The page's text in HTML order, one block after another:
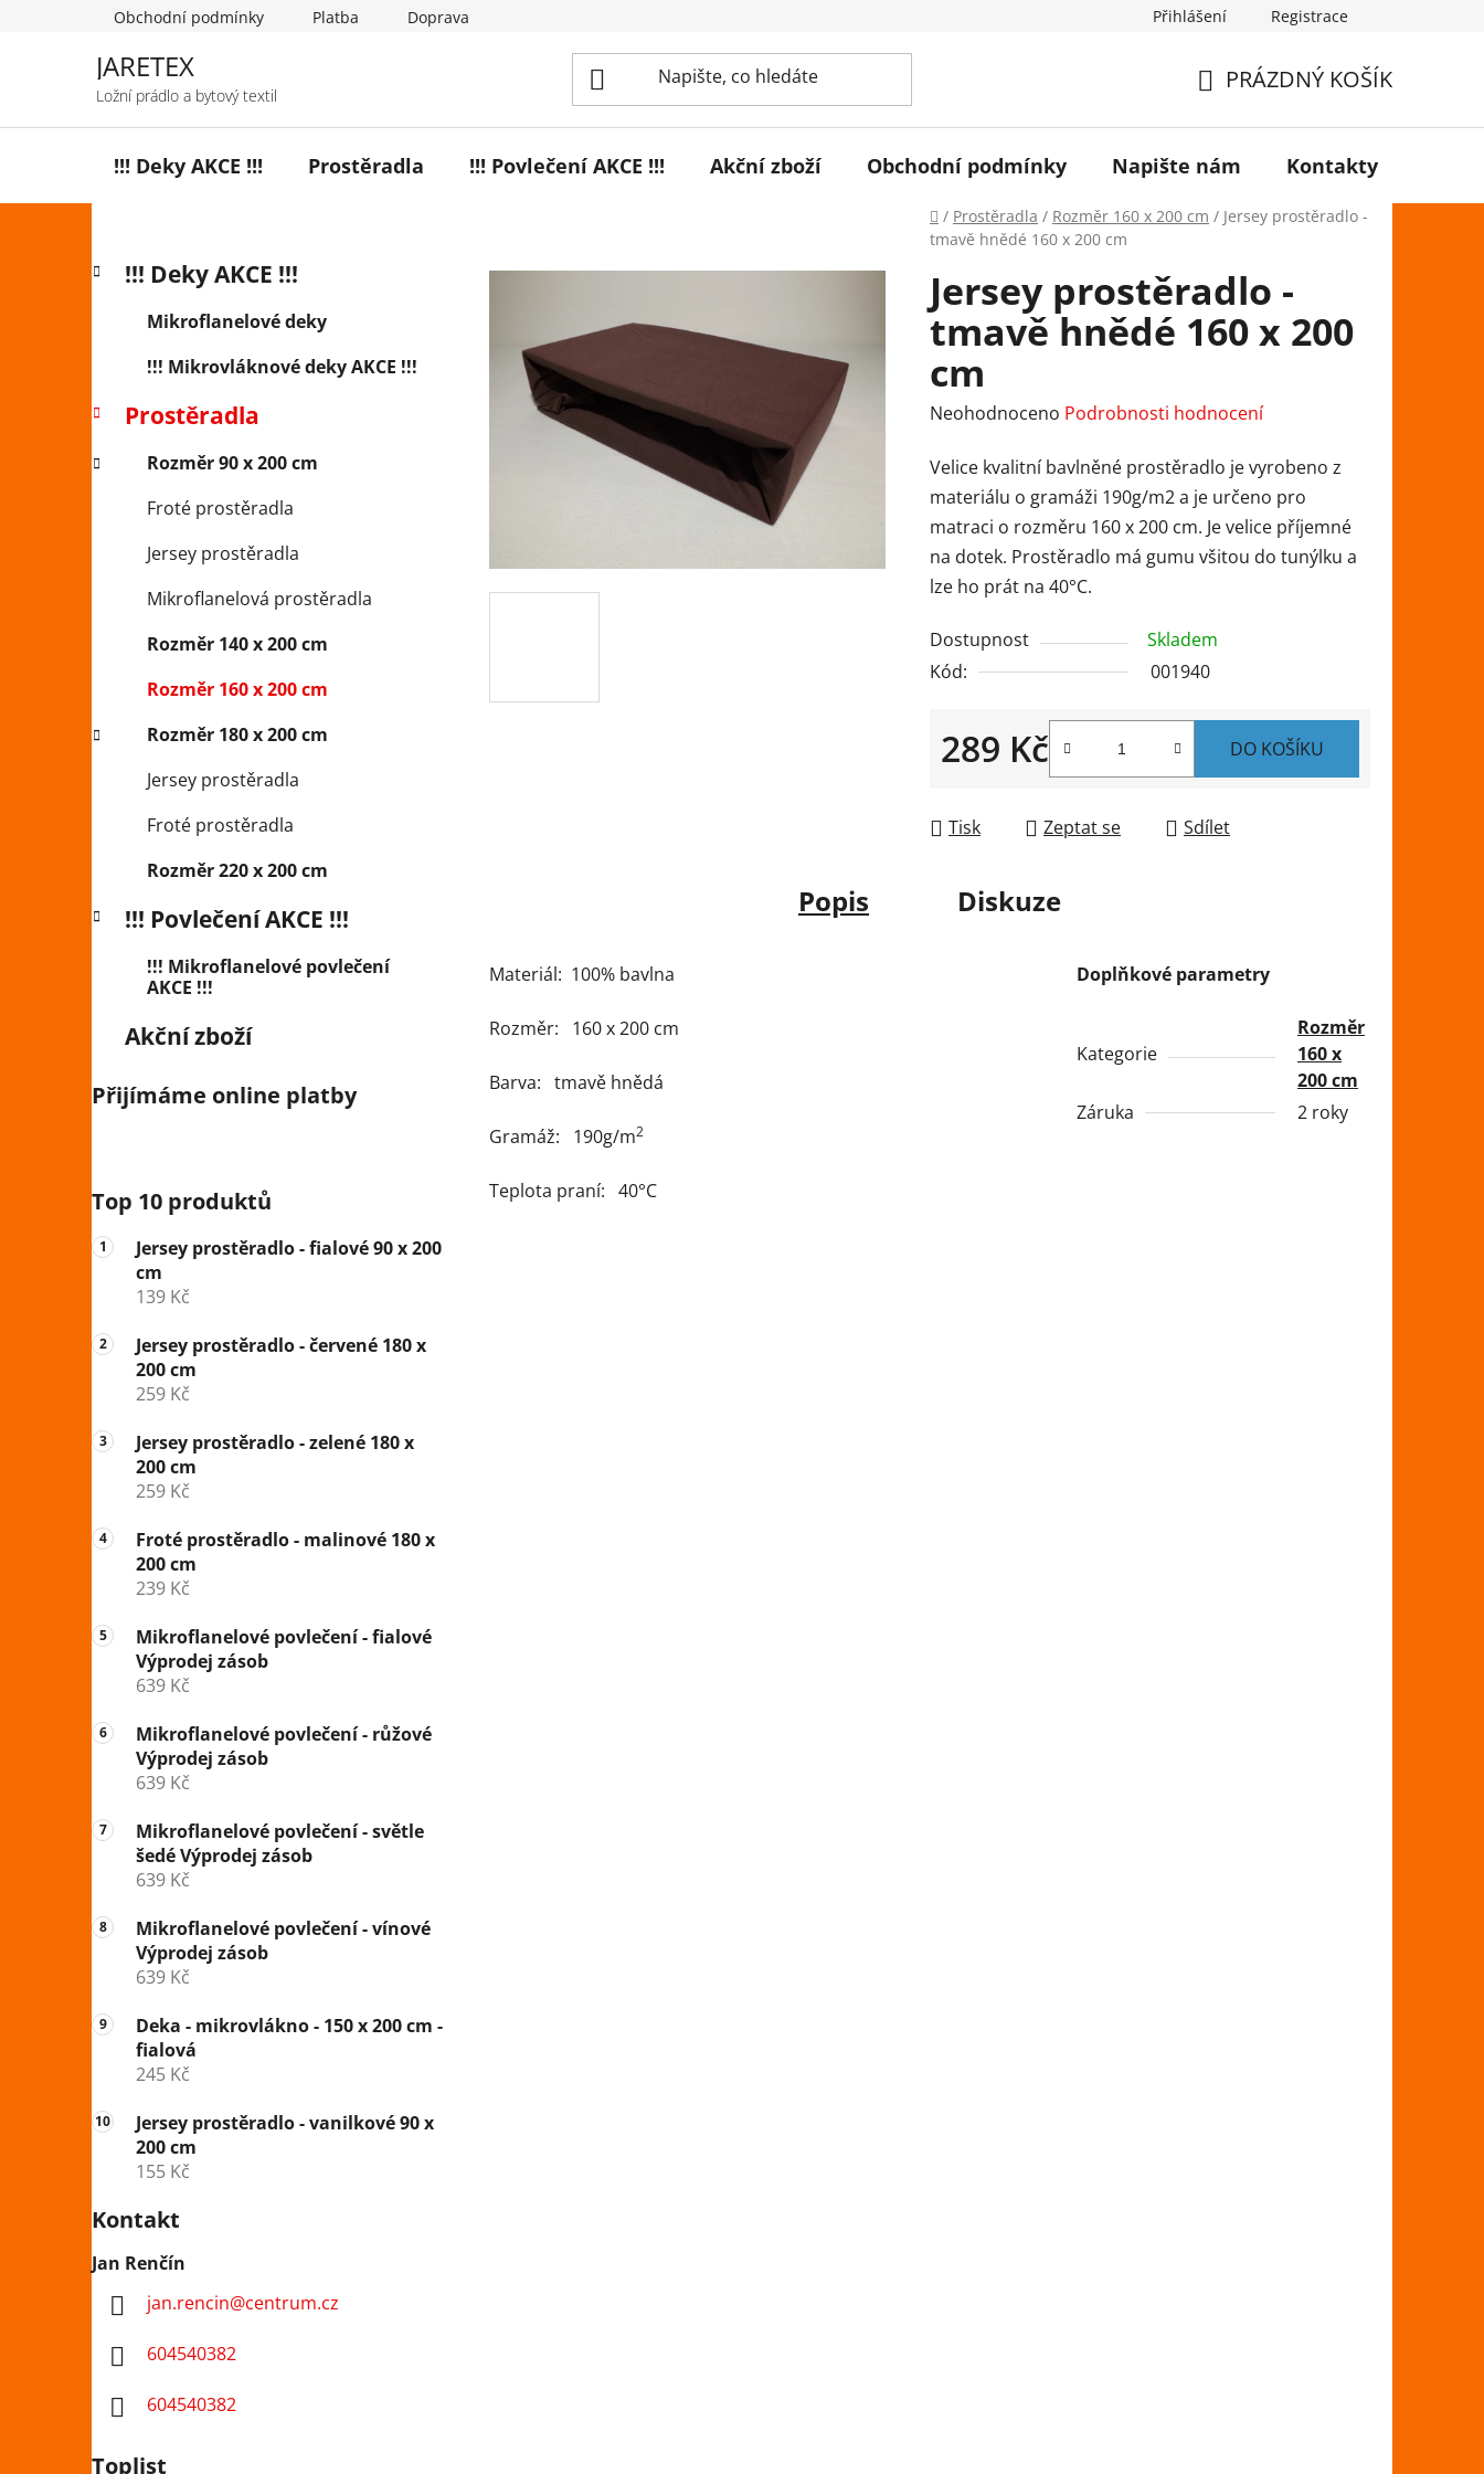
Obchodní podmínky Platba Doprava Přihlášení Registrace
JARETEX
Ložní prádlo a bytový textil
KOŠÍK
PRÁZDNÝ KOŠÍK
!!! Deky AKCE !!! Prostěradla !!! Povlečení AKCE !!! Akční zboží Obchodní podmínky Napište nám Kontakty
Domů
/ Prostěradla / Rozměr 160 x 200 cm / Jersey prostěradlo -
tmavě hnědé 160 x 200 cm
P
a
n
kategorie
K
a
r
e
!!! Deky AKCE !!!
Mikroflanelové deky
!!! Mikrovláknové deky AKCE !!!
Prostěradla
Rozměr 90 x 200 cm
Froté prostěradla
Jersey prostěradla
Mikroflanelová prostěradla
Rozměr 140 x 200 cm
Rozměr 160 x 200 cm
Rozměr 180 x 200 cm
Jersey prostěradla
Froté prostěradla
Rozměr 220 x 200 cm
!!! Povlečení AKCE !!!
!!! Mikroflanelové povlečení
AKCE !!!
Akční zboží
Přijímáme online platby
Top 10 produktů
Jersey prostěradlo - fialové 90 x 200
cm
139 Kč
Jersey prostěradlo - červené 180 x
200 cm
259 Kč
Jersey prostěradlo - zelené 180 x
200 cm
259 Kč
Froté prostěradlo - malinové 180 x
200 cm
239 Kč
Mikroflanelové povlečení - fialové
Výprodej zásob
639 Kč
Mikroflanelové povlečení - růžové
Výprodej zásob
639 Kč
Mikroflanelové povlečení - světle
šedé Výprodej zásob
639 Kč
Mikroflanelové povlečení - vínové
Výprodej zásob
639 Kč
Deka - mikrovlákno - 150 x 200 cm -
fialová
245 Kč
Jersey prostěradlo - vanilkové 90 x
200 cm
155 Kč
Kontakt
Jan Renčín
jan.rencin@centrum.cz
604540382
604540382
Toplist
Jersey prostěradlo -
tmavě hnědé 160 x 200
cm
Průměrné
produktu
je
0,0
z
5
Neohodnoceno Podrobnosti hodnocení
Velice kvalitní bavlněné prostěradlo je vyrobeno z
materiálu o gramáži 190g/m2 a je určeno pro
matraci o rozměru 160 x 200 cm. Je velice příjemné
na dotek. Prostěradlo má gumu všitou do tunýlku a
lze ho prát na 40°C.
Dostupnost
Skladem
Kód:
001940
289 Kč DO KOŠÍKU
Tisk Zeptat se Sdílet
Popis Diskuze
Materiál: 100% bavlna
Rozměr: 160 x 200 cm
Barva: tmavě hnědá
Gramáž: 190g/m2
Teplota praní: 40°C
Doplňkové parametry
Kategorie
Rozměr
160 x
200 cm
Záruka
2 roky